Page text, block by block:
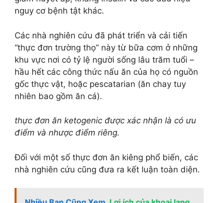
nguy cơ bệnh tật khác.
Các nhà nghiên cứu đã phát triển và cải tiến
“thực đơn trường thọ” này từ bữa cơm ở những
khu vực nơi có tỷ lệ người sống lâu trăm tuổi –
hầu hết các công thức nấu ăn của họ có nguồn
gốc thực vật, hoặc pescatarian (ăn chay tuy
nhiên bao gồm ăn cá).
thực đơn ăn ketogenic được xác nhận là có ưu
điểm và nhược điểm riêng.
Đối với một số thực đơn ăn kiêng phổ biến, các
nhà nghiên cứu cũng đưa ra kết luận toàn diện.